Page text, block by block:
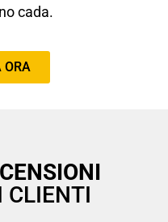
cada.
ORA
CLIENTI